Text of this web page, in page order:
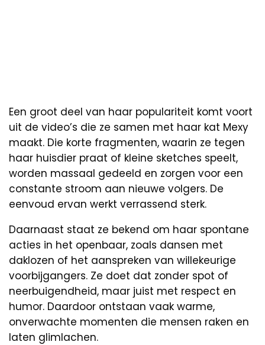
Een groot deel van haar populariteit komt voort
uit de video’s die ze samen met haar kat Mexy
maakt. Die korte fragmenten, waarin ze tegen
haar huisdier praat of kleine sketches speelt,
worden massaal gedeeld en zorgen voor een
constante stroom aan nieuwe volgers. De
eenvoud ervan werkt verrassend sterk.
Daarnaast staat ze bekend om haar spontane
acties in het openbaar, zoals dansen met
daklozen of het aanspreken van willekeurige
voorbijgangers. Ze doet dat zonder spot of
neerbuigendheid, maar juist met respect en
humor. Daardoor ontstaan vaak warme,
onverwachte momenten die mensen raken en
laten glimlachen.